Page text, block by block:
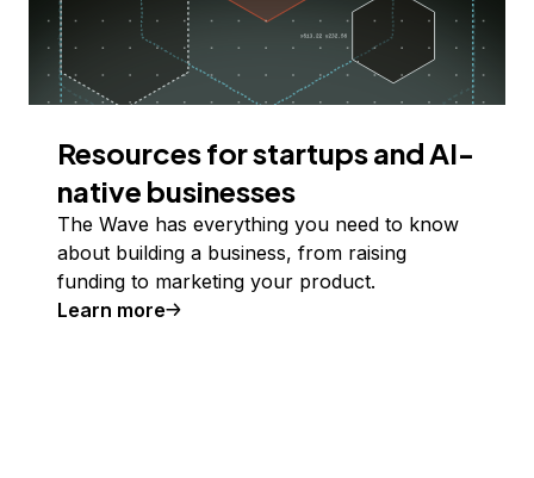
Resources for startups and AI-
native businesses
The Wave has everything you need to know
about building a business, from raising
funding to marketing your product.
Learn more